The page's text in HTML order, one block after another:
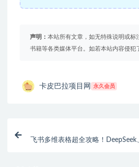
声明： 本站所有文章，如无特殊说明或标
书籍等各类媒体平台。如若本站内容侵犯
卡皮巴拉项目网 永久会员
飞书多维表格超全攻略！